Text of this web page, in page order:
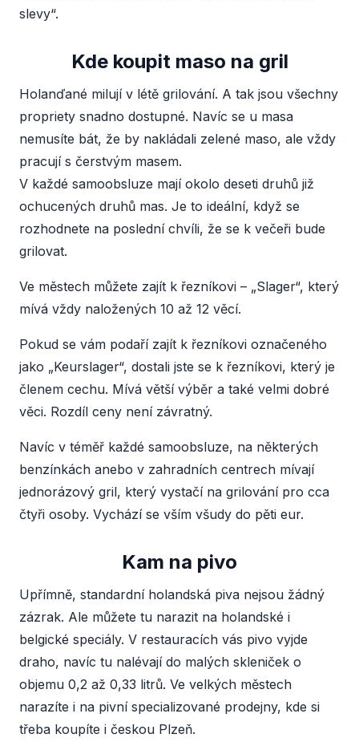
slevy“.
Kde koupit maso na gril
Holanďané milují v létě grilování. A tak jsou všechny
propriety snadno dostupné. Navíc se u masa
nemusíte bát, že by nakládali zelené maso, ale vždy
pracují s čerstvým masem.
V každé samoobsluze mají okolo deseti druhů již
ochucených druhů mas. Je to ideální, když se
rozhodnete na poslední chvíli, že se k večeři bude
grilovat.
Ve městech můžete zajít k řezníkovi – „Slager“, který
mívá vždy naložených 10 až 12 věcí.
Pokud se vám podaří zajít k řezníkovi označeného
jako „Keurslager“, dostali jste se k řezníkovi, který je
členem cechu. Mívá větší výběr a také velmi dobré
věci. Rozdíl ceny není závratný.
Navíc v téměř každé samoobsluze, na některých
benzínkách anebo v zahradních centrech mívají
jednorázový gril, který vystačí na grilování pro cca
čtyři osoby. Vychází se vším všudy do pěti eur.
Kam na pivo
Upřímně, standardní holandská piva nejsou žádný
zázrak. Ale můžete tu narazit na holandské i
belgické speciály. V restauracích vás pivo vyjde
draho, navíc tu nalévají do malých skleniček o
objemu 0,2 až 0,33 litrů. Ve velkých městech
narazíte i na pivní specializované prodejny, kde si
třeba koupíte i českou Plzeň.